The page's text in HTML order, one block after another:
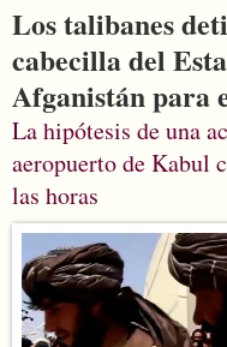
Los talibanes
cabecilla del
Afganistán para
La hipótesis de una
aeropuerto de Kabul
las horas